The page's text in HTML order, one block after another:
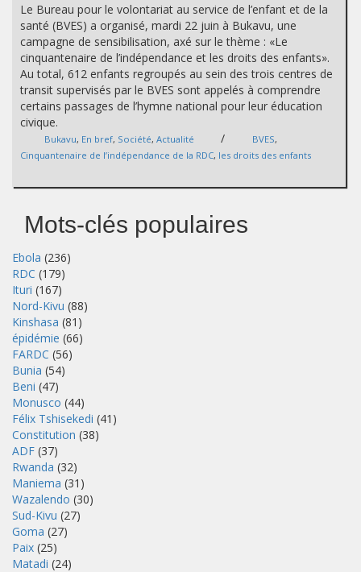
Le Bureau pour le volontariat au service de l’enfant et de la
santé (BVES) a organisé, mardi 22 juin à Bukavu, une
campagne de sensibilisation, axé sur le thème : «Le
cinquantenaire de l’indépendance et les droits des enfants».
Au total, 612 enfants regroupés au sein des trois centres de
transit supervisés par le BVES sont appelés à comprendre
certains passages de l’hymne national pour leur éducation
civique.
Bukavu, En bref, Société, Actualité / BVES,
Cinquantenaire de l’indépendance de la RDC, les droits des enfants
Mots-clés populaires
Ebola (236)
RDC (179)
Ituri (167)
Nord-Kivu (88)
Kinshasa (81)
épidémie (66)
FARDC (56)
Bunia (54)
Beni (47)
Monusco (44)
Félix Tshisekedi (41)
Constitution (38)
ADF (37)
Rwanda (32)
Maniema (31)
Wazalendo (30)
Sud-Kivu (27)
Goma (27)
Paix (25)
Matadi (24)